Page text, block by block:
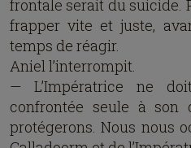
frontale serait du suicide.
frapper vite et juste,
temps de réagir.
Aniel l’interrompit.
— L’Impératrice ne
confrontée seule à son
protégerons. Nous nous